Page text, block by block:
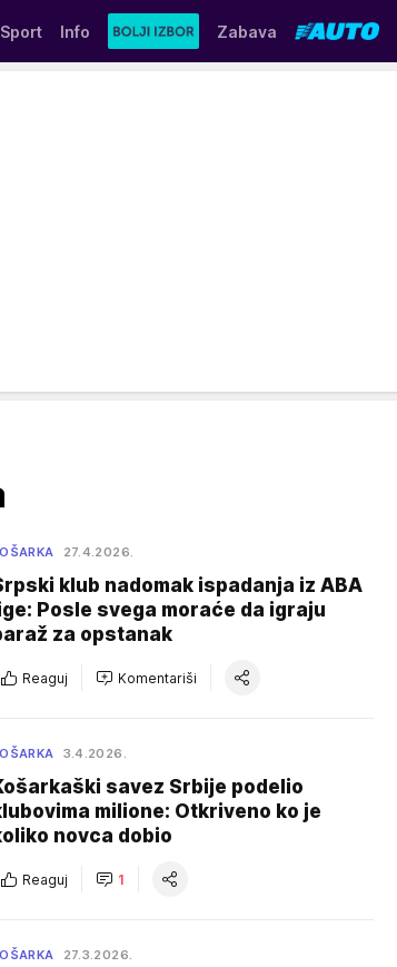
Sport Info Zabava
27.4.2026.
klub nadomak ispadanja iz ABA
Posle svega moraće da igraju
za opstanak
Reaguj Komentariši
3.4.2026.
savez Srbije podelio
milione: Otkriveno ko je
novca dobio
Reaguj 1
27.3.2026.